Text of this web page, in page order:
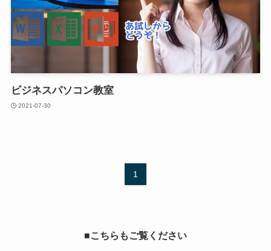
ビジネスパソコン教室
2021-07-30
1
■こちらもご覧ください